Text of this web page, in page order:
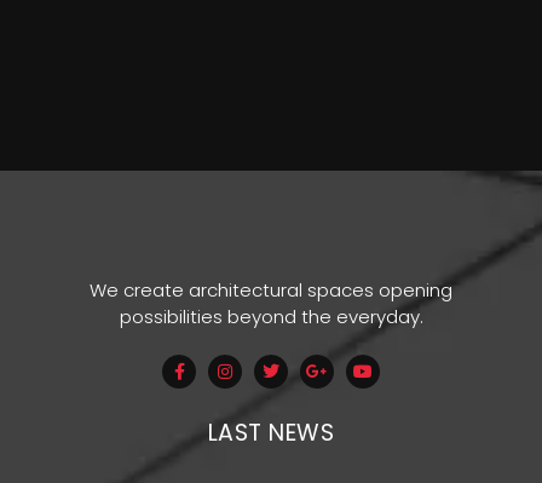
We create architectural spaces opening
possibilities beyond the everyday.
LAST NEWS